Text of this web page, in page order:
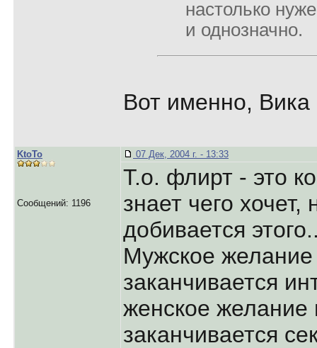
настолько
и однозначно.
Вот именно, Вика
KtoTo
Сообщений: 1196
07 Дек, 2004 г. - 13:33
Т.о. флирт - это
знает чего
добивается
Мужское желание
заканчивается
женское желание
заканчивается